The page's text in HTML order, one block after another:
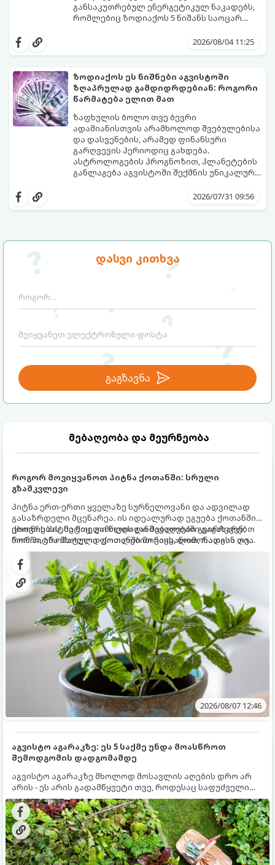
დასვი კითხვა
გაგზავნა
მებაღეობა და მეურნეობა
როგორ მოვიყვანოთ პიტნა ქოთანში: სრული
გზამკვლევი
პიტნა ერთ-ერთი ყველაზე სურნელოვანი და ადვილად
გასაზრდელი მცენარეა. ის იდეალურად ეგუება ქოთანში
ცხოვრებას, მეტიც, გამოცდილი მებაღეები გვირჩევენ,
რომ პიტნა მხოლოდ ქოთანში მოვიყვანოთ, რადგან ღია
გრუნტში (ბაღში) დარგვისას ის ფესვებით ძალიან
სწრაფად ვრცელდება და სხვა მცენარეებს ავიწროებს.
ქოთნის პიტნა მთელი წლის განმავლობაში გაგახარებთ
ნორჩი, არომატული ფოთლებით ჩაის, ლიმონათისა თუ
კერძებისთვის.
2026/08/07 12:46
აგვისტო აგარაკზე: ეს 5 საქმე უნდა მოასწროთ
შემოდგომის დადგომამდე
აგვისტო აგარაკზე მხოლოდ მოსავლის აღების დრო არ
არის - ეს არის გადამწყვეტი თვე, როდესაც საფუძველი
ეყრება მომავალი წლის მოსავალს და ბაღი მზადდება
შემოდგომა-ზამთრის სეზონისთვის. იმისათვის, რომ
ნიადაგმა ენერგია აღიდგინოს, ხოლო მცენარეებმა
ზამთარს გაუძლონ, აგვისტოს ბოლომდე 5
მნიშვნელოვანი საქმის გაკეთება უნდა მოასწროთ:
განსაკუთრებულ ენერგეტიკულ ნაკადებს,
რომლებიც ზოდიაქოს 5 ნიშანს საოცარ
ყველაზე ბედნიერი თვე აღმოჩნდება.
2026/08/04 11:25
ზოდიაქოს ეს ნიშნები აგვისტოში
ზღაპრულად გამდიდრდებიან: როგორი
წარმატება ელით მათ
ზაფხულის ბოლო თვე ბევრი
ადამიანისთვის არამხოლოდ შვებულებისა
და დასვენების, არამედ ფინანსური
გარღვევის პერიოდიც გახდება.
ასტროლოგების პროგნოზით, პლანეტების
განლაგება აგვისტოში შექმნის უნიკალურ
ზოდიაქოს 4 ნიშანს ფინანსური წარმატების
შორის, ვისაც აგვისტოში ფინანსური
2026/07/31 09:56